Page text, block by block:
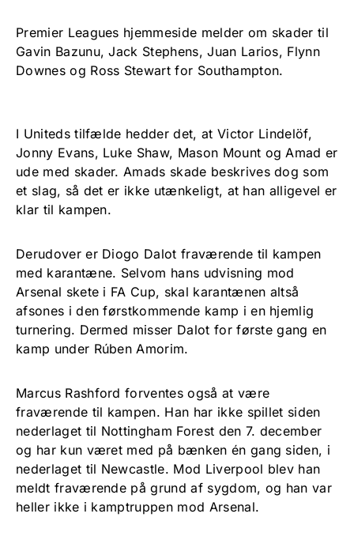
Premier Leagues hjemmeside melder om skader til
Gavin Bazunu, Jack Stephens, Juan Larios, Flynn
Downes og Ross Stewart for Southampton.
I Uniteds tilfælde hedder det, at Victor Lindelöf,
Jonny Evans, Luke Shaw, Mason Mount og Amad er
ude med skader. Amads skade beskrives dog som
et slag, så det er ikke utænkeligt, at han alligevel er
klar til kampen.
Derudover er Diogo Dalot fraværende til kampen
med karantæne. Selvom hans udvisning mod
Arsenal skete i FA Cup, skal karantænen altså
afsones i den førstkommende kamp i en hjemlig
turnering. Dermed misser Dalot for første gang en
kamp under Rúben Amorim.
Marcus Rashford forventes også at være
fraværende til kampen. Han har ikke spillet siden
nederlaget til Nottingham Forest den 7. december
og har kun været med på bænken én gang siden, i
nederlaget til Newcastle. Mod Liverpool blev han
meldt fraværende på grund af sygdom, og han var
heller ikke i kamptruppen mod Arsenal.